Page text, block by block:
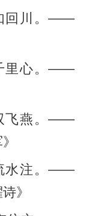
回川。——
里心。——
飞燕。——
水注。——
》